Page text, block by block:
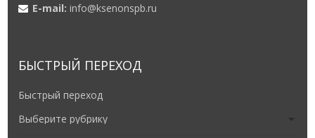
E-mail:info@ksenonspb.ru
БЫСТРЫЙ ПЕРЕХОД
Быстрый переход